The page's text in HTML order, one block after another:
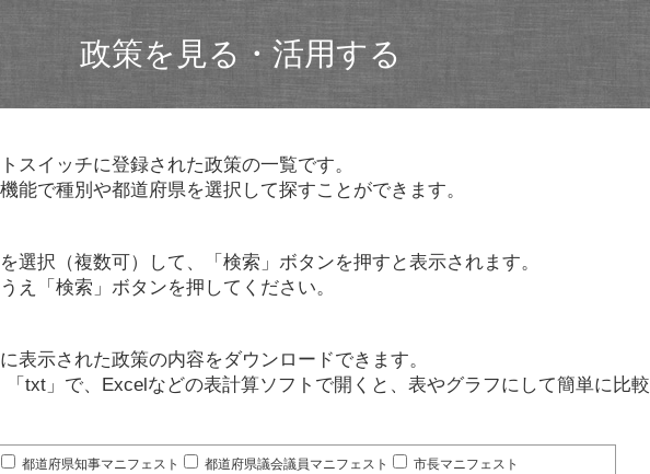
政策を見る・活用する
スイッチに登録された政策の一覧です。
能で種別や都道府県を選択して探すことができます。
選択（複数可）して、「検索」ボタンを押すと表示されます。
え「検索」ボタンを押してください。
表示された政策の内容をダウンロードできます。
txt」で、Excelなどの表計算ソフトで開くと、表やグラフにして簡単に比較
都道府県知事マニフェスト 都道府県議会議員マニフェスト
市長マニフェスト